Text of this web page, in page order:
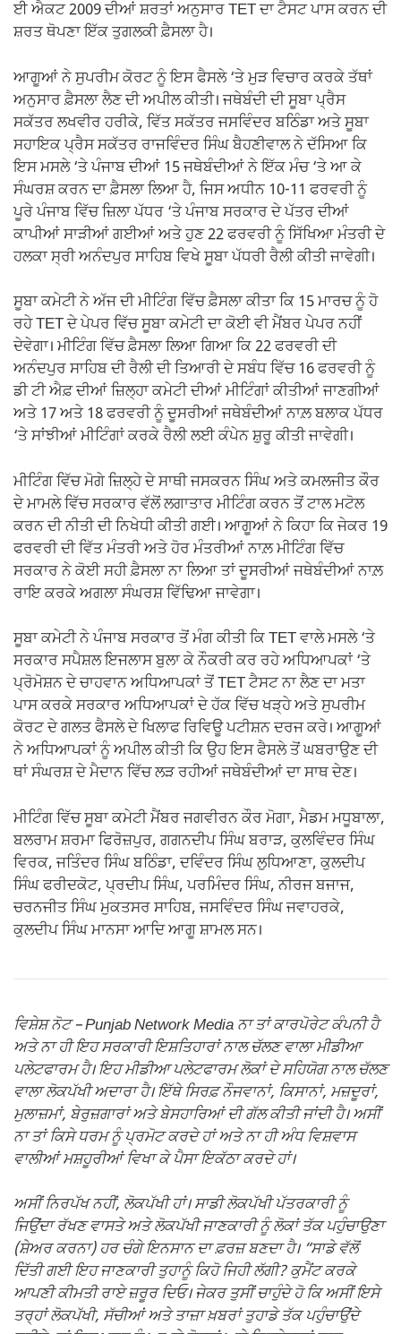
ਈ ਐਕਟ 2009 ਦੀਆਂ ਸ਼ਰਤਾਂ ਅਨੁਸਾਰ TET ਦਾ ਟੈਸਟ ਪਾਸ ਕਰਨ ਦੀ
ਸ਼ਰਤ ਥੋਪਣਾ ਇੱਕ ਤੁਗਲਕੀ ਫ਼ੈਸਲਾ ਹੈ।
ਆਗੂਆਂ ਨੇ ਸੁਪਰੀਮ ਕੋਰਟ ਨੂੰ ਇਸ ਫੈਸਲੇ ‘ਤੇ ਮੁੜ ਵਿਚਾਰ ਕਰਕੇ ਤੱਥਾਂ
ਅਨੁਸਾਰ ਫ਼ੈਸਲਾ ਲੈਣ ਦੀ ਅਪੀਲ ਕੀਤੀ। ਜਥੇਬੰਦੀ ਦੀ ਸੂਬਾ ਪ੍ਰੈਸ
ਸਕੱਤਰ ਲਖਵੀਰ ਹਰੀਕੇ, ਵਿੱਤ ਸਕੱਤਰ ਜਸਵਿੰਦਰ ਬਠਿੰਡਾ ਅਤੇ ਸੂਬਾ
ਸਹਾਇਕ ਪ੍ਰੈਸ ਸਕੱਤਰ ਰਾਜਵਿੰਦਰ ਸਿੰਘ ਬੈਹਣੀਵਾਲ ਨੇ ਦੱਸਿਆ ਕਿ
ਇਸ ਮਸਲੇ ‘ਤੇ ਪੰਜਾਬ ਦੀਆਂ 15 ਜਥੇਬੰਦੀਆਂ ਨੇ ਇੱਕ ਮੰਚ ‘ਤੇ ਆ ਕੇ
ਸੰਘਰਸ਼ ਕਰਨ ਦਾ ਫ਼ੈਸਲਾ ਲਿਆ ਹੈ, ਜਿਸ ਅਧੀਨ 10-11 ਫਰਵਰੀ ਨੂੰ
ਪੂਰੇ ਪੰਜਾਬ ਵਿੱਚ ਜ਼ਿਲਾ ਪੱਧਰ ‘ਤੇ ਪੰਜਾਬ ਸਰਕਾਰ ਦੇ ਪੱਤਰ ਦੀਆਂ
ਕਾਪੀਆਂ ਸਾੜੀਆਂ ਗਈਆਂ ਅਤੇ ਹੁਣ 22 ਫਰਵਰੀ ਨੂੰ ਸਿੱਖਿਆ ਮੰਤਰੀ ਦੇ
ਹਲਕਾ ਸ੍ਰੀ ਅਨੰਦਪੁਰ ਸਾਹਿਬ ਵਿਖੇ ਸੂਬਾ ਪੱਧਰੀ ਰੈਲੀ ਕੀਤੀ ਜਾਵੇਗੀ।
ਸੂਬਾ ਕਮੇਟੀ ਨੇ ਅੱਜ ਦੀ ਮੀਟਿੰਗ ਵਿੱਚ ਫ਼ੈਸਲਾ ਕੀਤਾ ਕਿ 15 ਮਾਰਚ ਨੂੰ ਹੋ
ਰਹੇ TET ਦੇ ਪੇਪਰ ਵਿੱਚ ਸੂਬਾ ਕਮੇਟੀ ਦਾ ਕੋਈ ਵੀ ਮੈਂਬਰ ਪੇਪਰ ਨਹੀਂ
ਦੇਵੇਗਾ। ਮੀਟਿੰਗ ਵਿੱਚ ਫ਼ੈਸਲਾ ਲਿਆ ਗਿਆ ਕਿ 22 ਫਰਵਰੀ ਦੀ
ਅਨੰਦਪੁਰ ਸਾਹਿਬ ਦੀ ਰੈਲੀ ਦੀ ਤਿਆਰੀ ਦੇ ਸਬੰਧ ਵਿੱਚ 16 ਫਰਵਰੀ ਨੂੰ
ਡੀ ਟੀ ਐਫ਼ ਦੀਆਂ ਜ਼ਿਲ੍ਹਾ ਕਮੇਟੀ ਦੀਆਂ ਮੀਟਿੰਗਾਂ ਕੀਤੀਆਂ ਜਾਣਗੀਆਂ
ਅਤੇ 17 ਅਤੇ 18 ਫਰਵਰੀ ਨੂੰ ਦੂਸਰੀਆਂ ਜਥੇਬੰਦੀਆਂ ਨਾਲ਼ ਬਲਾਕ ਪੱਧਰ
‘ਤੇ ਸਾਂਝੀਆਂ ਮੀਟਿੰਗਾਂ ਕਰਕੇ ਰੈਲੀ ਲਈ ਕੰਪੇਨ ਸ਼ੁਰੂ ਕੀਤੀ ਜਾਵੇਗੀ।
ਮੀਟਿੰਗ ਵਿੱਚ ਮੋਗੇ ਜ਼ਿਲ੍ਹੇ ਦੇ ਸਾਥੀ ਜਸਕਰਨ ਸਿੰਘ ਅਤੇ ਕਮਲਜੀਤ ਕੌਰ
ਦੇ ਮਾਮਲੇ ਵਿੱਚ ਸਰਕਾਰ ਵੱਲੋਂ ਲਗਾਤਾਰ ਮੀਟਿੰਗ ਕਰਨ ਤੋਂ ਟਾਲ ਮਟੋਲ
ਕਰਨ ਦੀ ਨੀਤੀ ਦੀ ਨਿਖੇਧੀ ਕੀਤੀ ਗਈ। ਆਗੂਆਂ ਨੇ ਕਿਹਾ ਕਿ ਜੇਕਰ 19
ਫਰਵਰੀ ਦੀ ਵਿੱਤ ਮੰਤਰੀ ਅਤੇ ਹੋਰ ਮੰਤਰੀਆਂ ਨਾਲ਼ ਮੀਟਿੰਗ ਵਿੱਚ
ਸਰਕਾਰ ਨੇ ਕੋਈ ਸਹੀ ਫ਼ੈਸਲਾ ਨਾ ਲਿਆ ਤਾਂ ਦੂਸਰੀਆਂ ਜਥੇਬੰਦੀਆਂ ਨਾਲ਼
ਰਾਇ ਕਰਕੇ ਅਗਲਾ ਸੰਘਰਸ਼ ਵਿੱਢਿਆ ਜਾਵੇਗਾ।
ਸੂਬਾ ਕਮੇਟੀ ਨੇ ਪੰਜਾਬ ਸਰਕਾਰ ਤੋਂ ਮੰਗ ਕੀਤੀ ਕਿ TET ਵਾਲੇ ਮਸਲੇ ‘ਤੇ
ਸਰਕਾਰ ਸਪੈਸ਼ਲ ਇਜਲਾਸ ਬੁਲਾ ਕੇ ਨੌਕਰੀ ਕਰ ਰਹੇ ਅਧਿਆਪਕਾਂ ‘ਤੇ
ਪ੍ਰੋਮੋਸ਼ਨ ਦੇ ਚਾਹਵਾਨ ਅਧਿਆਪਕਾਂ ਤੋਂ TET ਟੈਸਟ ਨਾ ਲੈਣ ਦਾ ਮਤਾ
ਪਾਸ ਕਰਕੇ ਸਰਕਾਰ ਅਧਿਆਪਕਾਂ ਦੇ ਹੱਕ ਵਿੱਚ ਖੜ੍ਹੇ ਅਤੇ ਸੁਪਰੀਮ
ਕੋਰਟ ਦੇ ਗਲਤ ਫੈਸਲੇ ਦੇ ਖਿਲਾਫ ਰਿਵਿਊ ਪਟੀਸ਼ਨ ਦਰਜ ਕਰੇ। ਆਗੂਆਂ
ਨੇ ਅਧਿਆਪਕਾਂ ਨੂੰ ਅਪੀਲ ਕੀਤੀ ਕਿ ਉਹ ਇਸ ਫੈਸਲੇ ਤੋਂ ਘਬਰਾਉਣ ਦੀ
ਥਾਂ ਸੰਘਰਸ਼ ਦੇ ਮੈਦਾਨ ਵਿੱਚ ਲੜ ਰਹੀਆਂ ਜਥੇਬੰਦੀਆਂ ਦਾ ਸਾਥ ਦੇਣ।
ਮੀਟਿੰਗ ਵਿੱਚ ਸੂਬਾ ਕਮੇਟੀ ਮੈਂਬਰ ਜਗਵੀਰਨ ਕੌਰ ਮੋਗਾ, ਮੈਡਮ ਮਧੂਬਾਲਾ,
ਬਲਰਾਮ ਸ਼ਰਮਾ ਫਿਰੋਜ਼ਪੁਰ, ਗਗਨਦੀਪ ਸਿੰਘ ਬਰਾੜ, ਕੁਲਵਿੰਦਰ ਸਿੰਘ
ਵਿਰਕ, ਜਤਿੰਦਰ ਸਿੰਘ ਬਠਿੰਡਾ, ਦਵਿੰਦਰ ਸਿੰਘ ਲੁਧਿਆਣਾ, ਕੁਲਦੀਪ
ਸਿੰਘ ਫਰੀਦਕੋਟ, ਪ੍ਰਦੀਪ ਸਿੰਘ, ਪਰਮਿੰਦਰ ਸਿੰਘ, ਨੀਰਜ ਬਜਾਜ,
ਚਰਨਜੀਤ ਸਿੰਘ ਮੁਕਤਸਰ ਸਾਹਿਬ, ਜਸਵਿੰਦਰ ਸਿੰਘ ਜਵਾਹਰਕੇ,
ਕੁਲਦੀਪ ਸਿੰਘ ਮਾਨਸਾ ਆਦਿ ਆਗੂ ਸ਼ਾਮਲ ਸਨ।
ਵਿਸ਼ੇਸ਼ ਨੋਟ – Punjab Network Media ਨਾ ਤਾਂ ਕਾਰਪੋਰੇਟ ਕੰਪਨੀ ਹੈ
ਅਤੇ ਨਾ ਹੀ ਇਹ ਸਰਕਾਰੀ ਇਸ਼ਤਿਹਾਰਾਂ ਨਾਲ ਚੱਲਣ ਵਾਲਾ ਮੀਡੀਆ
ਪਲੇਟਫਾਰਮ ਹੈ। ਇਹ ਮੀਡੀਆ ਪਲੇਟਫਾਰਮ ਲੋਕਾਂ ਦੇ ਸਹਿਯੋਗ ਨਾਲ ਚੱਲਣ
ਵਾਲਾ ਲੋਕਪੱਖੀ ਅਦਾਰਾ ਹੈ। ਇੱਥੇ ਸਿਰਫ਼ ਨੌਜਵਾਨਾਂ, ਕਿਸਾਨਾਂ, ਮਜ਼ਦੂਰਾਂ,
ਮੁਲਾਜ਼ਮਾਂ, ਬੇਰੁਜ਼ਗਾਰਾਂ ਅਤੇ ਬੇਸਹਾਰਿਆਂ ਦੀ ਗੱਲ ਕੀਤੀ ਜਾਂਦੀ ਹੈ। ਅਸੀਂ
ਨਾ ਤਾਂ ਕਿਸੇ ਧਰਮ ਨੂੰ ਪ੍ਰਮੋਟ ਕਰਦੇ ਹਾਂ ਅਤੇ ਨਾ ਹੀ ਅੰਧ ਵਿਸ਼ਵਾਸ
ਵਾਲੀਆਂ ਮਸ਼ਹੂਰੀਆਂ ਵਿਖਾ ਕੇ ਪੈਸਾ ਇਕੱਠਾ ਕਰਦੇ ਹਾਂ।
ਅਸੀਂ ਨਿਰਪੱਖ ਨਹੀਂ, ਲੋਕਪੱਖੀ ਹਾਂ। ਸਾਡੀ ਲੋਕਪੱਖੀ ਪੱਤਰਕਾਰੀ ਨੂੰ
ਜਿਉਂਦਾ ਰੱਖਣ ਵਾਸਤੇ ਅਤੇ ਲੋਕਪੱਖੀ ਜਾਣਕਾਰੀ ਨੂੰ ਲੋਕਾਂ ਤੱਕ ਪਹੁੰਚਾਉਣਾ
(ਸ਼ੇਅਰ ਕਰਨਾ) ਹਰ ਚੰਗੇ ਇਨਸਾਨ ਦਾ ਫ਼ਰਜ਼ ਬਣਦਾ ਹੈ। “ਸਾਡੇ ਵੱਲੋਂ
ਦਿੱਤੀ ਗਈ ਇਹ ਜਾਣਕਾਰੀ ਤੁਹਾਨੂੰ ਕਿਹੋ ਜਿਹੀ ਲੱਗੀ? ਕੁਮੈਂਟ ਕਰਕੇ
ਆਪਣੀ ਕੀਮਤੀ ਰਾਏ ਜ਼ਰੂਰ ਦਿਓ। ਜੇਕਰ ਤੁਸੀਂ ਚਾਹੁੰਦੇ ਹੋ ਕਿ ਅਸੀਂ ਇਸੇ
ਤਰ੍ਹਾਂ ਲੋਕਪੱਖੀ, ਸੱਚੀਆਂ ਅਤੇ ਤਾਜ਼ਾ ਖ਼ਬਰਾਂ ਤੁਹਾਡੇ ਤੱਕ ਪਹੁੰਚਾਉਂਦੇ